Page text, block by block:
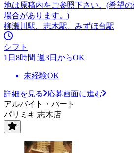
地は原稿内をご参照下さい。(希望
場合があります。)
柳瀬川駅、志木駅、みずほ台駅
シフト
1日8時間 週3日からOK
未経験OK
詳細を見る
応募画面に進む
アルバイト・パート
パリミキ 志木店